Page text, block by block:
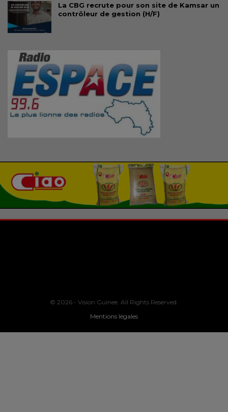
La CBG recrute pour son site de Kamsar un
contrôleur de gestion (H/F)
© 2026 - Vision Guinee. All Rights Reserved.
Mentions légales